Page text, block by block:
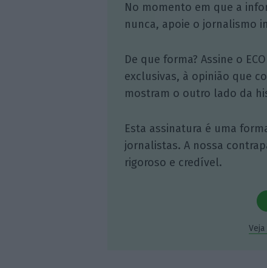
No momento em que a
nunca, apoie o jornalismo
De que forma? Assine o
exclusivas, à opinião que
mostram o outro lado da
Esta assinatura é uma
jornalistas. A nossa
rigoroso e credível.